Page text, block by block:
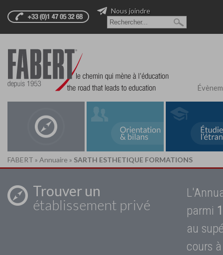
Nous joindre
FABERT » Annuaire » SARTH ESTHETIQUE FORMATIONS
Trouver un
établissement privé
parmi
au
cours